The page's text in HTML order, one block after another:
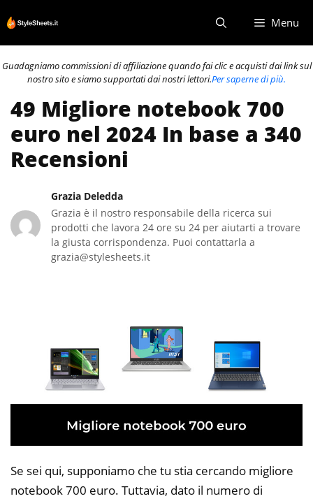
al
contenuto
Menu
Guadagniamo commissioni di affiliazione quando fai clic e acquisti dai link sul
nostro sito e siamo supportati dai nostri lettori.Per saperne di più.
49 Migliore notebook 700
euro nel 2024 In base a 340
Recensioni
Grazia Deledda
Grazia è il nostro responsabile della ricerca sui
prodotti che lavora 24 ore su 24 per aiutarti a trovare
la giusta corrispondenza. Puoi contattarla a
grazia@stylesheets.it
Se sei qui, supponiamo che tu stia cercando migliore
notebook 700 euro. Tuttavia, dato il numero di